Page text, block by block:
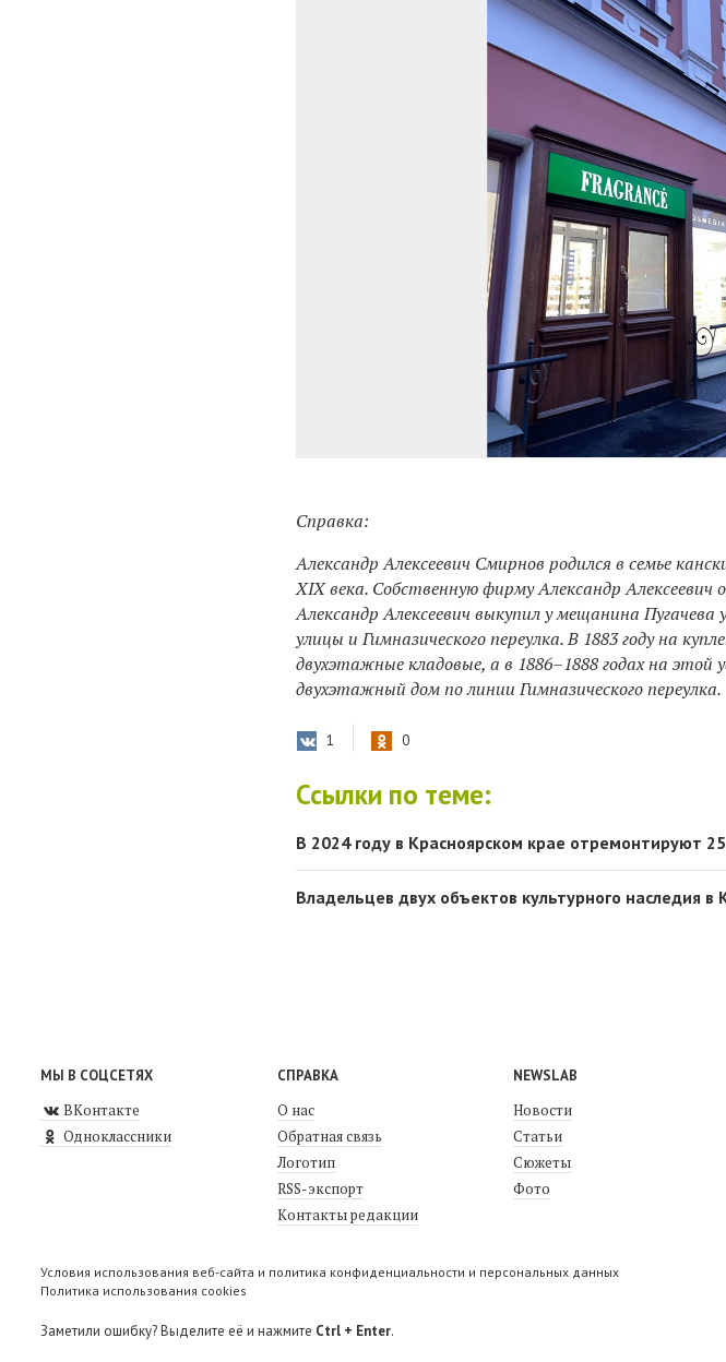
Справка:
Александр Алексеевич Смирнов родился в семье
XIX века. Собственную фирму Александр Алексеевич
Александр Алексеевич выкупил у мещанина Пугачева
улицы и Гимназического переулка. В 1883 году на
двухэтажные кладовые, а в 1886–1888 годах на этой
двухэтажный дом по линии Гимназического переулка.
1 0
Ссылки по теме:
В 2024 году в Красноярском крае отремонтируют
Владельцев двух объектов культурного наследия
МЫ В СОЦСЕТЯХ
ВКонтакте
Одноклассники
СПРАВКА
О нас
Обратная связь
Логотип
RSS-экспорт
Контакты редакции
NEWSLAB
Новости
Статьи
Сюжеты
Фото
Условия использования веб-сайта и политика конфиденциальности и персональных данных
Политика использования cookies
Заметили ошибку? Выделите её и нажмите Ctrl + Enter.